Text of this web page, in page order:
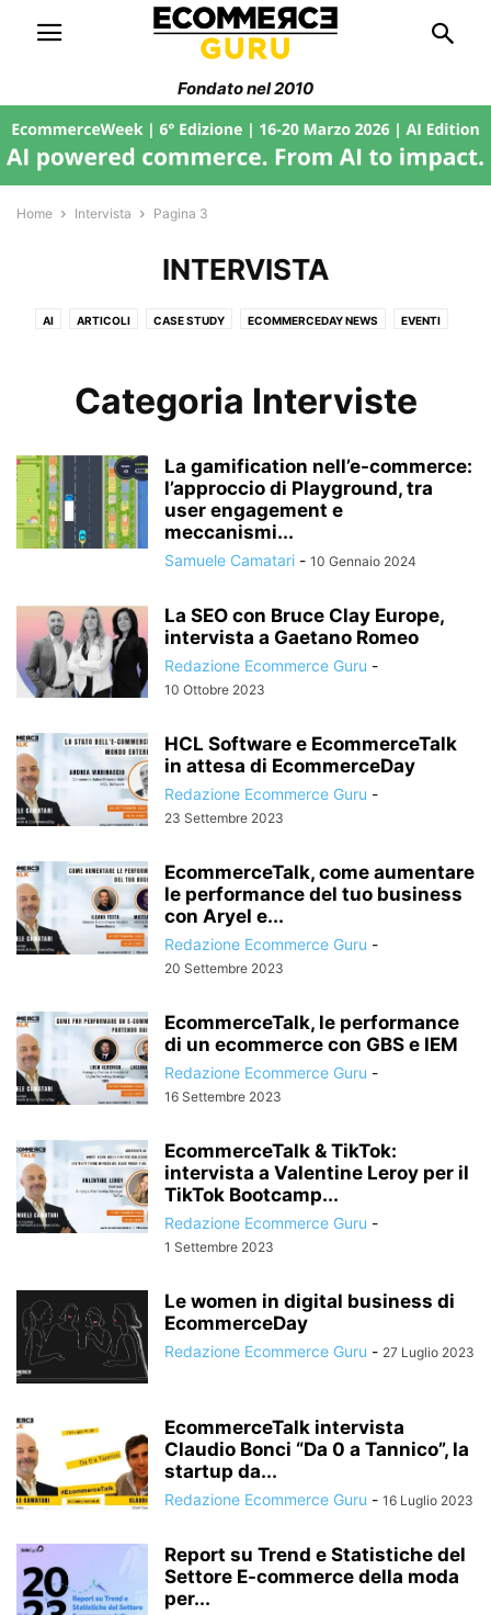
Fondato nel 2010
Home Intervista Pagina 3
INTERVISTA
AI ARTICOLI CASE STUDY ECOMMERCEDAY NEWS EVENTI
LEAN THINKING MANAGEMENT MARKETPLACE NEWS
SOCIAL & CONVERSATIONAL COMMERCE SOSTENIBILITÀ
STORIE DI AZIENDE ITALIANE STRATEGIE WEB DESIGN STRUMENTI
TREND DI MERCATO USER EXPERIENCE UX DESIGN
Categoria Interviste
La gamification nell’e-commerce:
l’approccio di Playground, tra
user engagement e
meccanismi...
Samuele Camatari - 10 Gennaio 2024
La SEO con Bruce Clay Europe,
intervista a Gaetano Romeo
Redazione Ecommerce Guru -
10 Ottobre 2023
HCL Software e EcommerceTalk
in attesa di EcommerceDay
Redazione Ecommerce Guru -
23 Settembre 2023
EcommerceTalk, come aumentare
le performance del tuo business
con Aryel e...
Redazione Ecommerce Guru -
20 Settembre 2023
EcommerceTalk, le performance
di un ecommerce con GBS e IEM
Redazione Ecommerce Guru -
16 Settembre 2023
EcommerceTalk & TikTok:
intervista a Valentine Leroy per il
TikTok Bootcamp...
Redazione Ecommerce Guru -
1 Settembre 2023
Le women in digital business di
EcommerceDay
Redazione Ecommerce Guru - 27 Luglio 2023
EcommerceTalk intervista
Claudio Bonci “Da 0 a Tannico”, la
startup da...
Redazione Ecommerce Guru - 16 Luglio 2023
Report su Trend e Statistiche del
Settore E-commerce della moda
per...